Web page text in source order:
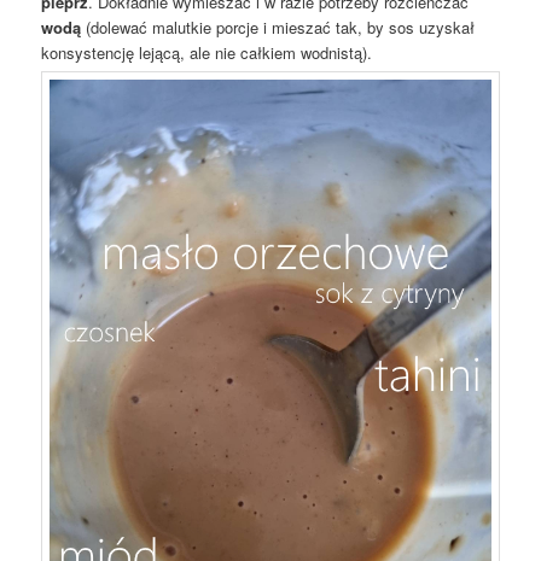
wodą (dolewać malutkie porcje i mieszać tak, by sos uzyskał
konsystencję lejącą, ale nie całkiem wodnistą).